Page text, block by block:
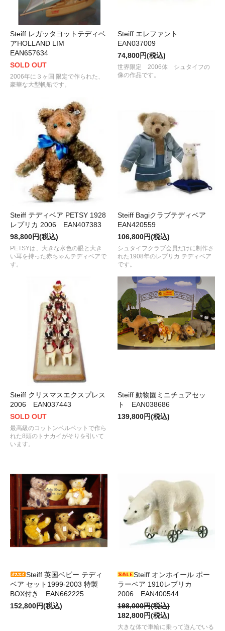
Steiff レガッタヨットテディベ
アHOLLAND LIM
EAN657634
SOLD OUT
2006年に３ヶ国 限定で作られた、
豪華な大型帆船です。
Steiff エレファント
EAN037009
74,800円(税込)
世界限定 2006体 シュタイフの
像の作品です。
Steiff テディベア PETSY 1928
レプリカ 2006 EAN407383
98,800円(税込)
PETSYは、大きな水色の眼と大き
い耳を持った赤ちゃんテディベアで
す。
Steiff Bagiクラブテディベア
EAN420559
106,800円(税込)
シュタイフクラブ会員だけに制作さ
れた1908年のレプリカ テディベア
です。
Steiff クリスマスエクスプレス
2006 EAN037443
SOLD OUT
最高級のコットンベルベットで作ら
れた8頭のトナカイがそりを引いて
います。
Steiff 動物園ミニチュアセッ
ト EAN038686
139,800円(税込)
Steiff 英国ベビー テディ
ベア セット1999-2003 特製
BOX付き EAN662225
152,800円(税込)
Steiff オンホイール ポー
ラーベア 1910レプリカ
2006 EAN400544
198,000円(税込)
182,800円(税込)
大きな体で車輪に乗って遊んでいる